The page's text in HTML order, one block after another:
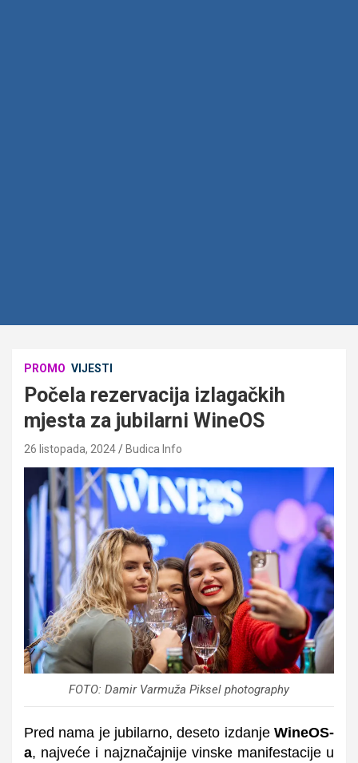
PROMO VIJESTI
Počela rezervacija izlagačkih
mjesta za jubilarni WineOS
26 listopada, 2024 Budica Info
FOTO: Damir Varmuža Piksel photography
Pred nama je jubilarno, deseto izdanje WineOS-
a, najveće i najznačajnije vinske manifestacije u